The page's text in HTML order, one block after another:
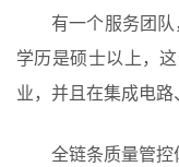
有一个服务团
学历是硕士以上，
业，并且在集成电路
全链条质量管控